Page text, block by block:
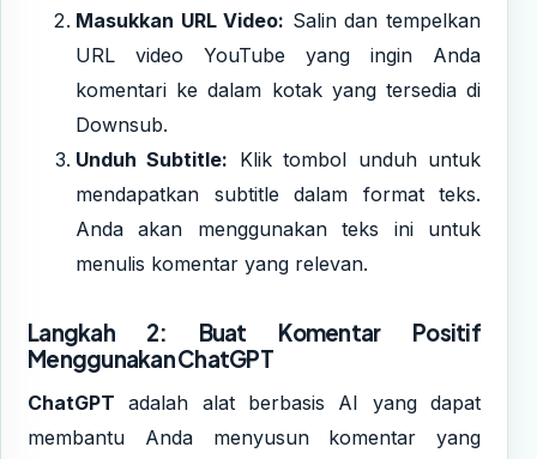
Masukkan URL Video: Salin dan tempelkan
URL video YouTube yang ingin Anda
komentari ke dalam kotak yang tersedia di
Downsub.
Unduh Subtitle: Klik tombol unduh untuk
mendapatkan subtitle dalam format teks.
Anda akan menggunakan teks ini untuk
menulis komentar yang relevan.
Langkah 2: Buat Komentar Positif
Menggunakan ChatGPT
ChatGPT adalah alat berbasis AI yang dapat
membantu Anda menyusun komentar yang